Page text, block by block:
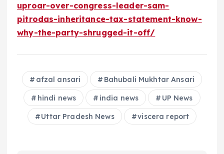
uproar-over-congress-leader-sam-
pitrodas-inheritance-tax-statement-know-
why-the-party-shrugged-it-off/
afzal ansari Bahubali Mukhtar Ansari
hindi news india news UP News
Uttar Pradesh News viscera report